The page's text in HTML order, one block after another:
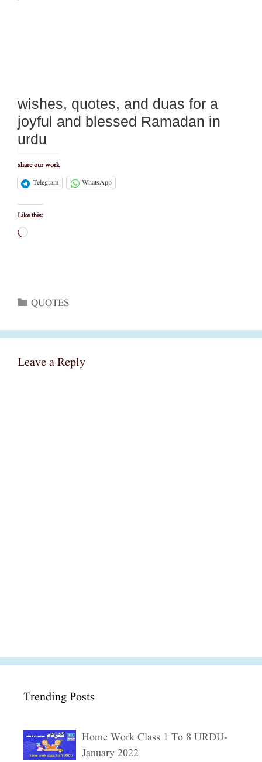
wishes, quotes, and duas for a
joyful and blessed Ramadan in
urdu
share our work
Telegram
WhatsApp
Like this:
Loading…
Categories
QUOTES
Leave a Reply
Trending Posts
Home Work Class 1 To 8 URDU-
January 2022